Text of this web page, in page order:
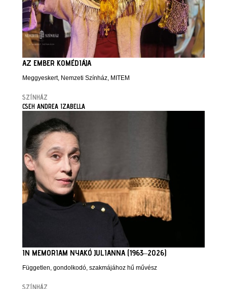
AZ EMBER KOMÉDIÁJA
Meggyeskert, Nemzeti Színház, MITEM
SZÍNHÁZ
CSEH ANDREA IZABELLA
IN MEMORIAM NYAKÓ JULIANNA (1963–2026)
Független, gondolkodó, szakmájához hű művész
SZÍNHÁZ